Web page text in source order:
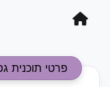
פרטי תוכנית